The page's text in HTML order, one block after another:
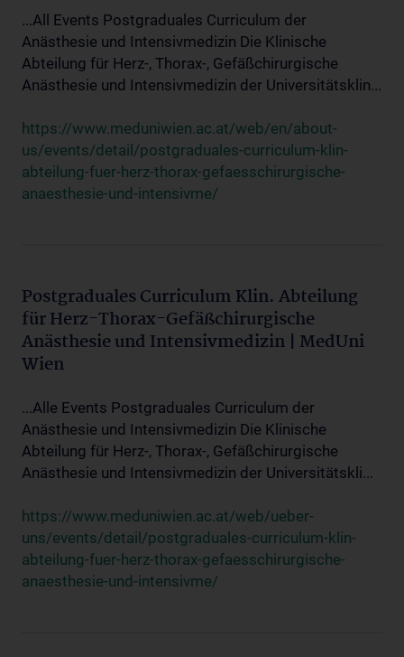
...All Events Postgraduales Curriculum der
Anästhesie und Intensivmedizin Die Klinische
Abteilung für Herz-, Thorax-, Gefäßchirurgische
Anästhesie und Intensivmedizin der Universitätsklin...
https://www.meduniwien.ac.at/web/en/about-
us/events/detail/postgraduales-curriculum-klin-
abteilung-fuer-herz-thorax-gefaesschirurgische-
anaesthesie-und-intensivme/
Postgraduales Curriculum Klin. Abteilung
für Herz-Thorax-Gefäßchirurgische
Anästhesie und Intensivmedizin | MedUni
Wien
...Alle Events Postgraduales Curriculum der
Anästhesie und Intensivmedizin Die Klinische
Abteilung für Herz-, Thorax-, Gefäßchirurgische
Anästhesie und Intensivmedizin der Universitätskli...
https://www.meduniwien.ac.at/web/ueber-
uns/events/detail/postgraduales-curriculum-klin-
abteilung-fuer-herz-thorax-gefaesschirurgische-
anaesthesie-und-intensivme/